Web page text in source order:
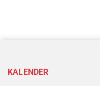
KALENDER